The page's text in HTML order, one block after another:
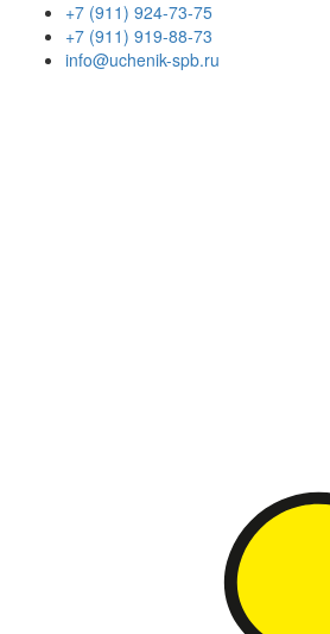
+7 (911) 924-73-75
+7 (911) 919-88-73
info@uchenik-spb.ru